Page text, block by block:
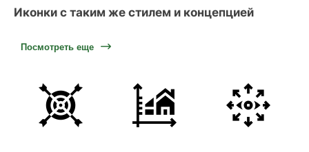
Иконки с таким же стилем и концепцией
Посмотреть еще